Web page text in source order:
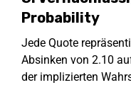
Probability
Jede Quote
Absinken von 2.10
der implizierten